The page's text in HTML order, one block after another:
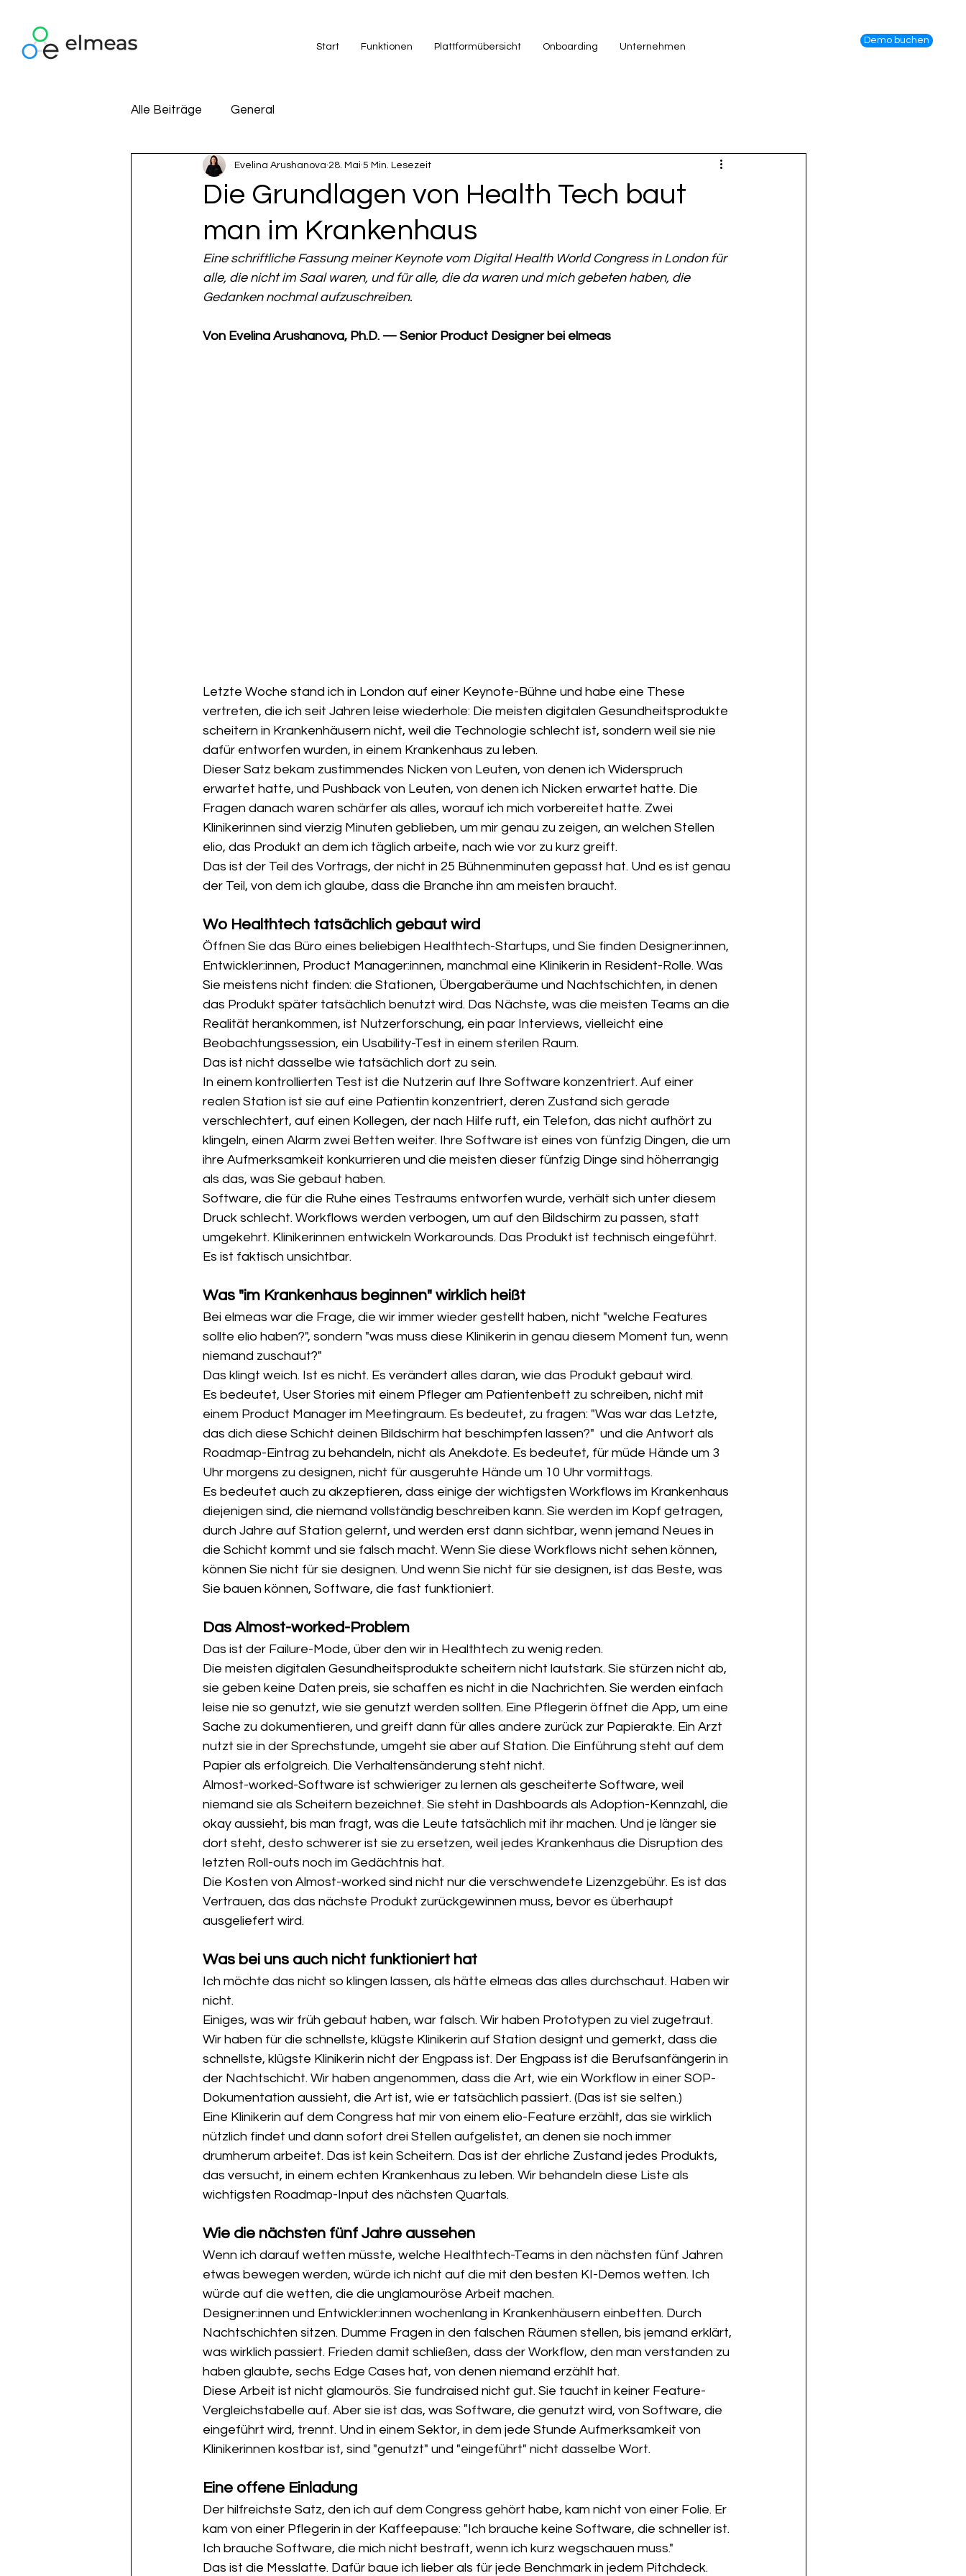
Start Funktionen Plattformübersicht Onboarding Unternehmen
Demo buchen
Alle Beiträge General
Die Grundlagen von Health Tech baut
man im Krankenhaus
Evelina Arushanova 28. Mai 5 Min. Lesezeit
Eine schriftliche Fassung meiner Keynote vom Digital Health World Congress in London für
alle, die nicht im Saal waren, und für alle, die da waren und mich gebeten haben, die
Gedanken nochmal aufzuschreiben.
Von Evelina Arushanova, Ph.D. — Senior Product Designer bei elmeas
Letzte Woche stand ich in London auf einer Keynote-Bühne und habe eine These
vertreten, die ich seit Jahren leise wiederhole: Die meisten digitalen Gesundheitsprodukte
scheitern in Krankenhäusern nicht, weil die Technologie schlecht ist, sondern weil sie nie
dafür entworfen wurden, in einem Krankenhaus zu leben.
Dieser Satz bekam zustimmendes Nicken von Leuten, von denen ich Widerspruch
erwartet hatte, und Pushback von Leuten, von denen ich Nicken erwartet hatte. Die
Fragen danach waren schärfer als alles, worauf ich mich vorbereitet hatte. Zwei
Klinikerinnen sind vierzig Minuten geblieben, um mir genau zu zeigen, an welchen Stellen
elio, das Produkt an dem ich täglich arbeite, nach wie vor zu kurz greift.
Das ist der Teil des Vortrags, der nicht in 25 Bühnenminuten gepasst hat. Und es ist genau
der Teil, von dem ich glaube, dass die Branche ihn am meisten braucht.
Wo Healthtech tatsächlich gebaut wird
Öffnen Sie das Büro eines beliebigen Healthtech-Startups, und Sie finden Designer:innen,
Entwickler:innen, Product Manager:innen, manchmal eine Klinikerin in Resident-Rolle. Was
Sie meistens nicht finden: die Stationen, Übergaberäume und Nachtschichten, in denen
das Produkt später tatsächlich benutzt wird. Das Nächste, was die meisten Teams an die
Realität herankommen, ist Nutzerforschung, ein paar Interviews, vielleicht eine
Beobachtungssession, ein Usability-Test in einem sterilen Raum.
Das ist nicht dasselbe wie tatsächlich dort zu sein.
In einem kontrollierten Test ist die Nutzerin auf Ihre Software konzentriert. Auf einer
realen Station ist sie auf eine Patientin konzentriert, deren Zustand sich gerade
verschlechtert, auf einen Kollegen, der nach Hilfe ruft, ein Telefon, das nicht aufhört zu
klingeln, einen Alarm zwei Betten weiter. Ihre Software ist eines von fünfzig Dingen, die um
ihre Aufmerksamkeit konkurrieren und die meisten dieser fünfzig Dinge sind höherrangig
als das, was Sie gebaut haben.
Software, die für die Ruhe eines Testraums entworfen wurde, verhält sich unter diesem
Druck schlecht. Workflows werden verbogen, um auf den Bildschirm zu passen, statt
umgekehrt. Klinikerinnen entwickeln Workarounds. Das Produkt ist technisch eingeführt.
Es ist faktisch unsichtbar.
Was "im Krankenhaus beginnen" wirklich heißt
Bei elmeas war die Frage, die wir immer wieder gestellt haben, nicht "welche Features
sollte elio haben?", sondern "was muss diese Klinikerin in genau diesem Moment tun, wenn
niemand zuschaut?"
Das klingt weich. Ist es nicht. Es verändert alles daran, wie das Produkt gebaut wird.
Es bedeutet, User Stories mit einem Pfleger am Patientenbett zu schreiben, nicht mit
einem Product Manager im Meetingraum. Es bedeutet, zu fragen: "Was war das Letzte,
das dich diese Schicht deinen Bildschirm hat beschimpfen lassen?"  und die Antwort als
Roadmap-Eintrag zu behandeln, nicht als Anekdote. Es bedeutet, für müde Hände um 3
Uhr morgens zu designen, nicht für ausgeruhte Hände um 10 Uhr vormittags.
Es bedeutet auch zu akzeptieren, dass einige der wichtigsten Workflows im Krankenhaus
diejenigen sind, die niemand vollständig beschreiben kann. Sie werden im Kopf getragen,
durch Jahre auf Station gelernt, und werden erst dann sichtbar, wenn jemand Neues in
die Schicht kommt und sie falsch macht. Wenn Sie diese Workflows nicht sehen können,
können Sie nicht für sie designen. Und wenn Sie nicht für sie designen, ist das Beste, was
Sie bauen können, Software, die fast funktioniert.
Das Almost-worked-Problem
Das ist der Failure-Mode, über den wir in Healthtech zu wenig reden.
Die meisten digitalen Gesundheitsprodukte scheitern nicht lautstark. Sie stürzen nicht ab,
sie geben keine Daten preis, sie schaffen es nicht in die Nachrichten. Sie werden einfach
leise nie so genutzt, wie sie genutzt werden sollten. Eine Pflegerin öffnet die App, um eine
Sache zu dokumentieren, und greift dann für alles andere zurück zur Papierakte. Ein Arzt
nutzt sie in der Sprechstunde, umgeht sie aber auf Station. Die Einführung steht auf dem
Papier als erfolgreich. Die Verhaltensänderung steht nicht.
Almost-worked-Software ist schwieriger zu lernen als gescheiterte Software, weil
niemand sie als Scheitern bezeichnet. Sie steht in Dashboards als Adoption-Kennzahl, die
okay aussieht, bis man fragt, was die Leute tatsächlich mit ihr machen. Und je länger sie
dort steht, desto schwerer ist sie zu ersetzen, weil jedes Krankenhaus die Disruption des
letzten Roll-outs noch im Gedächtnis hat.
Die Kosten von Almost-worked sind nicht nur die verschwendete Lizenzgebühr. Es ist das
Vertrauen, das das nächste Produkt zurückgewinnen muss, bevor es überhaupt
ausgeliefert wird.
Was bei uns auch nicht funktioniert hat
Ich möchte das nicht so klingen lassen, als hätte elmeas das alles durchschaut. Haben wir
nicht.
Einiges, was wir früh gebaut haben, war falsch. Wir haben Prototypen zu viel zugetraut.
Wir haben für die schnellste, klügste Klinikerin auf Station designt und gemerkt, dass die
schnellste, klügste Klinikerin nicht der Engpass ist. Der Engpass ist die Berufsanfängerin in
der Nachtschicht. Wir haben angenommen, dass die Art, wie ein Workflow in einer SOP-
Dokumentation aussieht, die Art ist, wie er tatsächlich passiert. (Das ist sie selten.)
Eine Klinikerin auf dem Congress hat mir von einem elio-Feature erzählt, das sie wirklich
nützlich findet und dann sofort drei Stellen aufgelistet, an denen sie noch immer
drumherum arbeitet. Das ist kein Scheitern. Das ist der ehrliche Zustand jedes Produkts,
das versucht, in einem echten Krankenhaus zu leben. Wir behandeln diese Liste als
wichtigsten Roadmap-Input des nächsten Quartals.
Wie die nächsten fünf Jahre aussehen
Wenn ich darauf wetten müsste, welche Healthtech-Teams in den nächsten fünf Jahren
etwas bewegen werden, würde ich nicht auf die mit den besten KI-Demos wetten. Ich
würde auf die wetten, die die unglamouröse Arbeit machen.
Designer:innen und Entwickler:innen wochenlang in Krankenhäusern einbetten. Durch
Nachtschichten sitzen. Dumme Fragen in den falschen Räumen stellen, bis jemand erklärt,
was wirklich passiert. Frieden damit schließen, dass der Workflow, den man verstanden zu
haben glaubte, sechs Edge Cases hat, von denen niemand erzählt hat.
Diese Arbeit ist nicht glamourös. Sie fundraised nicht gut. Sie taucht in keiner Feature-
Vergleichstabelle auf. Aber sie ist das, was Software, die genutzt wird, von Software, die
eingeführt wird, trennt. Und in einem Sektor, in dem jede Stunde Aufmerksamkeit von
Klinikerinnen kostbar ist, sind "genutzt" und "eingeführt" nicht dasselbe Wort.
Eine offene Einladung
Der hilfreichste Satz, den ich auf dem Congress gehört habe, kam nicht von einer Folie. Er
kam von einer Pflegerin in der Kaffeepause: "Ich brauche keine Software, die schneller ist.
Ich brauche Software, die mich nicht bestraft, wenn ich kurz wegschauen muss."
Das ist die Messlatte. Dafür baue ich lieber als für jede Benchmark in jedem Pitchdeck.